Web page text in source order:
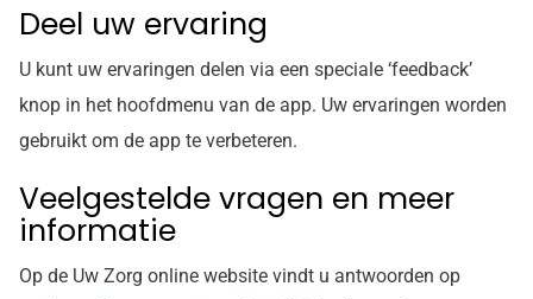
Deel uw ervaring
U kunt uw ervaringen delen via een speciale ‘feedback’
knop in het hoofdmenu van de app. Uw ervaringen worden
gebruikt om de app te verbeteren.
Veelgestelde vragen en meer
informatie
Op de Uw Zorg online website vindt u antwoorden op